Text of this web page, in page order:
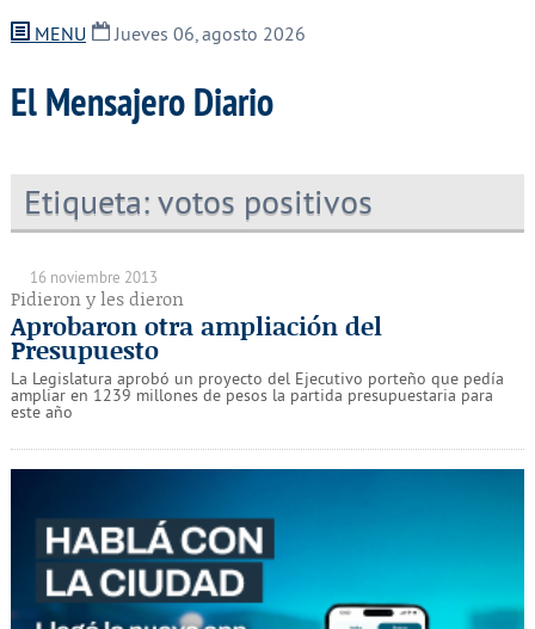
MENU Jueves 06, agosto 2026
El Mensajero Diario
Etiqueta: votos positivos
16 noviembre 2013
Pidieron y les dieron
Aprobaron otra ampliación del
Presupuesto
La Legislatura aprobó un proyecto del Ejecutivo porteño que pedía
ampliar en 1239 millones de pesos la partida presupuestaria para
este año